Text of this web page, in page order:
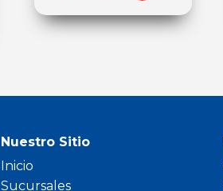
Nuestro Sitio
Inicio
Sucursales